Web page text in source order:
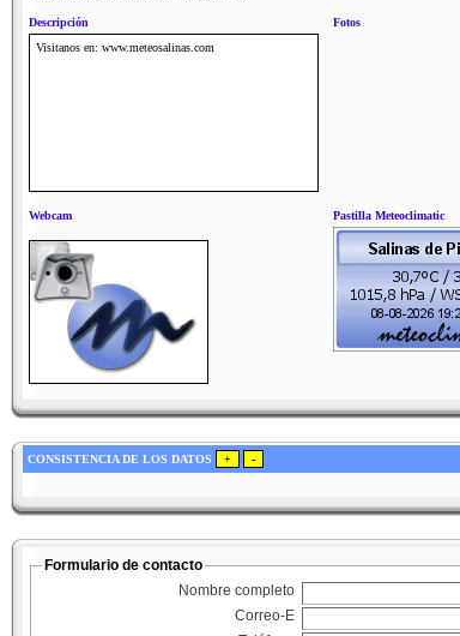
Descripción
Visitanos en: www.meteosalinas.com
Fotos
Webcam Pastilla Meteoclimatic
CONSISTENCIA DE LOS DATOS
Formulario de contacto
Nombre completo
Correo-E